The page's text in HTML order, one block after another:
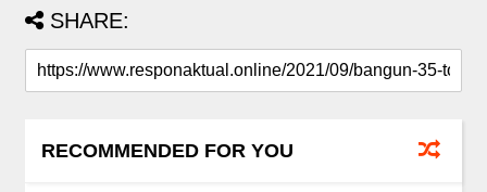
SHARE:
RECOMMENDED FOR YOU